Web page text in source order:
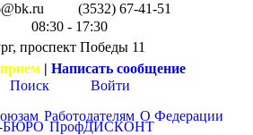
(3532) 67-41-51
08:30 - 17:30
проспект Победы 11
| Написать сообщение
Поиск
Войти
Работодателям О Федерации
БЮРО ПрофДИСКОНТ